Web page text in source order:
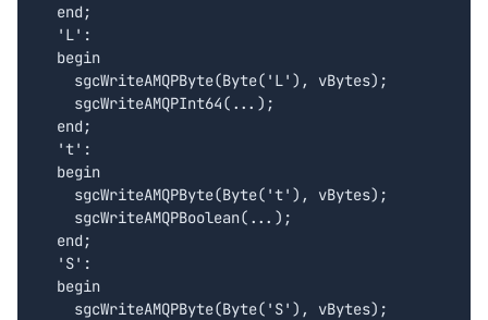
  end;
  'L':
  begin
    sgcWriteAMQPByte(Byte('L'), vBytes);
    sgcWriteAMQPInt64(...);
  end;
  't':
  begin
    sgcWriteAMQPByte(Byte('t'), vBytes);
    sgcWriteAMQPBoolean(...);
  end;
  'S':
  begin
    sgcWriteAMQPByte(Byte('S'), vBytes);